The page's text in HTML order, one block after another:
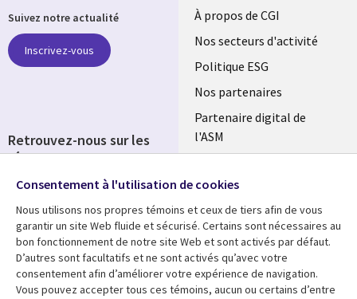
Useful
links
FRANCE
À propos de CGI
Nos secteurs d'activité
Politique ESG
Nos partenaires
Partenaire digital de
l'ASM
Fusions
Ressources
Library
Articles
Support
Legal
Accessibilité
Suivez notre actualité
Inscrivez-vous
Retrouvez-nous sur les
réseaux
Social
Media
FRANCE
Consentement à l'utilisation de cookies
Nous utilisons nos propres témoins et ceux de tiers afin de vous
garantir un site Web fluide et sécurisé. Certains sont nécessaires au
bon fonctionnement de notre site Web et sont activés par défaut.
D’autres sont facultatifs et ne sont activés qu’avec votre
consentement afin d’améliorer votre expérience de navigation.
Vous pouvez accepter tous ces témoins, aucun ou certains d’entre